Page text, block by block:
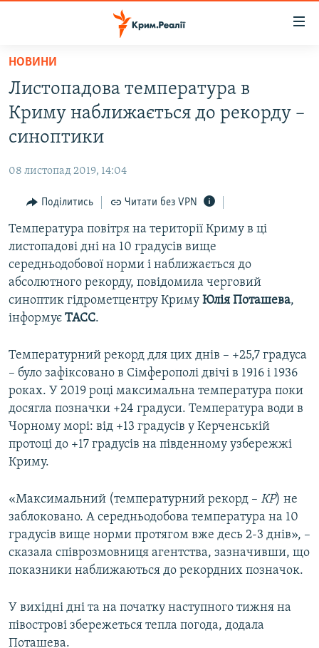
Перейти
основного
матеріалу
Перейти
до
основної
Перейти
пошуку
ВІДЕО ТА ФОТО
БЛОГИ
ПОГЛЯД
ІНТЕРВ'Ю
ВСЕ ЗА ДЕНЬ
СПЕЦПРОЕКТИ
ДЕПОРТАЦІЯ
СВІДЧЕННЯ ОКУПАЦІЇ
УКРАЇНСЬКА ПРОБЛЕМА КРИМУ
ІНФОГРАФІКА
ЯК ОБІЙТИ БЛОКУВАННЯ
Qırımtatar
ДОЛУЧАЙСЯ!
НОВИНИ
Листопадова температура в
Криму наближається до рекорду –
синоптики
08 листопад 2019, 14:04
Поділитись Читати без VPN
Температура повітря на території Криму в ці
листопадові дні на 10 градусів вище
середньодобової норми і наближається до
абсолютного рекорду, повідомила черговий
синоптик гідрометцентру Криму Юлія Поташева,
інформує ТАСС.
Температурний рекорд для цих днів – +25,7 градуса
– було зафіксовано в Сімферополі двічі в 1916 і 1936
роках. У 2019 році максимальна температура поки
досягла позначки +24 градуси. Температура води в
Чорному морі: від +13 градусів у Керченській
протоці до +17 градусів на південному узбережжі
Криму.
«Максимальний (температурний рекорд – КР) не
заблоковано. А середньодобова температура на 10
градусів вище норми протягом вже десь 2-3 днів», –
сказала співрозмовниця агентства, зазначивши, що
показники наближаються до рекордних позначок.
У вихідні дні та на початку наступного тижня на
півострові збережеться тепла погода, додала
Поташева.